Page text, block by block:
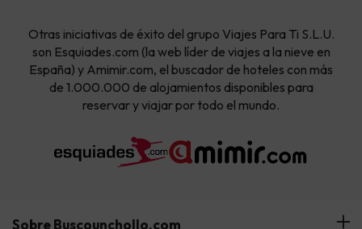
Otras iniciativas de éxito del grupo Viajes Para Ti S.L.U.
son Esquiades.com (la web líder de viajes a la nieve en
España) y Amimir.com, el buscador de hoteles con más
de 1.000.000 de alojamientos disponibles para
reservar y viajar por todo el mundo.
Sobre Buscounchollo.com